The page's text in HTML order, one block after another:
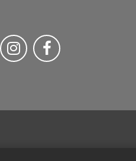
Bistum Trier auf
Bistum Trier